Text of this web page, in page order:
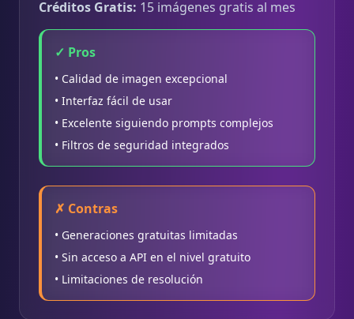
Créditos Gratis: 15 imágenes gratis al mes
✓ Pros
• Calidad de imagen excepcional
• Interfaz fácil de usar
• Excelente siguiendo prompts complejos
• Filtros de seguridad integrados
✗ Contras
• Generaciones gratuitas limitadas
• Sin acceso a API en el nivel gratuito
• Limitaciones de resolución